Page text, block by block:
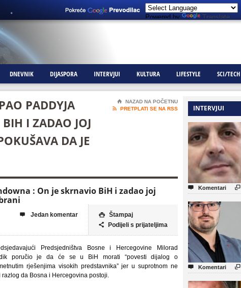
Powered by Translate
DNEVNIK DIJASPORA INTERVJUI KULTURA LIFESTYLE SCI/TECH
PADDYJA
I ZADAO JOJ
DA JE
⌂
NAZAD NA POČETNU

PRETPLATI SE NA RSS
: On je skrnavio BiH i zadao joj
 Štampaj
 Podijeli s prijateljima
 Jedan komentar
Predsjedništva Bosne i Hercegovine Milorad
poručio je da će se u BiH morati “povesti dijalog o
rješenjima visokih predstavnika” jer u suprotnom ne
razlog da Bosna i Hercegovina postoji.
INTERVJUI
 Komentari 
 Komentari 